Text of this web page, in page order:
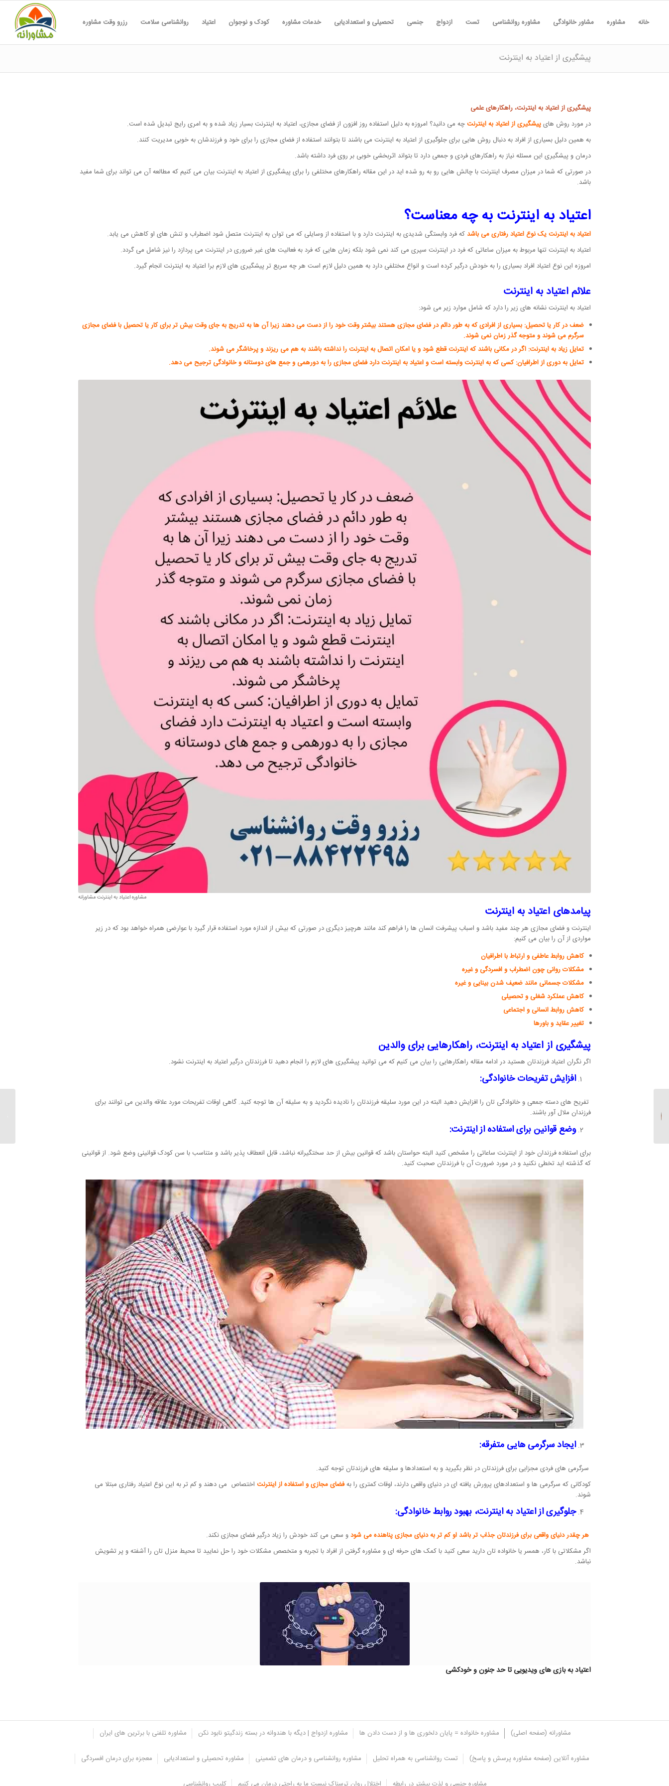
خانه مشاوره مشاور خانوادگی مشاوره روانشناسی تست ازدواج جنسی تحصیلی و استعدادیابی خدمات مشاوره کودک و نوجوان اعتیاد روانشناسی سلامت رزرو وقت مشاوره
پیشگیری از اعتیاد به اینترنت
پیشگیری از اعتیاد به اینترنت، راهکارهای علمی
در مورد روش هایپیشگیری از اعتیاد به اینترنتچه می دانید؟ امروزه به دلیل استفاده روز افزون از فضای مجازی، اعتیاد به اینترنت بسیار زیاد شده و به امری رایج تبدیل شده است.
به همین دلیل بسیاری از افراد به دنبال روش هایی برای جلوگیری از اعتیاد به اینترنت می باشند تا بتوانند استفاده از فضای مجازی را برای خود و فرزندشان به خوبی مدیریت کنند.
درمان و پیشگیری این مسئله نیاز به راهکارهای فردی و جمعی دارد تا بتواند اثربخشی خوبی بر روی فرد داشته باشد.
در صورتی که شما در میزان مصرف اینترنت با چالش هایی رو به رو شده اید در این مقاله راهکارهای مختلفی را برای پیشگیری از اعتیاد به اینترنت بیان می کنیم که مطالعه آن می تواند برای شما مفید
باشد.
اعتیاد به اینترنت به چه معناست؟
اعتیاد به اینترنت یک نوع اعتیاد رفتاری می باشدکه فرد وابستگی شدیدی به اینترنت دارد و با استفاده از وسایلی که می توان به اینترنت متصل شود اضطراب و تنش های او کاهش می یابد.
اعتیاد به اینترنت تنها مربوط به میزان ساعاتی که فرد در اینترنت سپری می کند نمی شود بلکه زمان هایی که فرد به فعالیت های غیر ضروری در اینترنت می پردازد را نیز شامل می گردد.
امروزه این نوع اعتیاد افراد بسیاری را به خودش درگیر کرده است و انواع مختلفی دارد به همین دلیل لازم است هر چه سریع تر پیشگیری های لازم برا اعتیاد به اینترنت انجام گیرد.
علائم اعتیاد به اینترنت
اعتیاد به اینترنت نشانه های زیر را دارد که شامل موارد زیر می شود:
ضعف در کار یا تحصیل: بسیاری از افرادی که به طور دائم در فضای مجازی هستند بیشتر وقت خود را از دست می دهند زیرا آن ها به تدریج به جای وقت بیش تر برای کار یا تحصیل با فضای مجازی
سرگرم می شوند و متوجه گذر زمان نمی شوند.
تمایل زیاد به اینترنت: اگر در مکانی باشند که اینترنت قطع شود و یا امکان اتصال به اینترنت را نداشته باشند به هم می ریزند و پرخاشگر می شوند.
تمایل به دوری از اطرافیان: کسی که به اینترنت وابسته است و اعتیاد به اینترنت دارد فضای مجازی را به دورهمی و جمع های دوستانه و خانوادگی ترجیح می دهد.
مشاوره اعتیاد به اینترنت مشاورانه
پیامدهای اعتیاد به اینترنت
اینترنت و فضای مجازی هر چند مفید باشد و اسباب پیشرفت انسان ها را فراهم کند مانند هرچیز دیگری در صورتی که بیش از اندازه مورد استفاده قرار گیرد با عوارضی همراه خواهد بود که در زیر
مواردی از آن را بیان می کنیم:
کاهش روابط عاطفی و ارتباط با اطرافیان
مشکلات روانی چون اضطراب و افسردگی و غیره
مشکلات جسمانی مانند ضعیف شدن بینایی و غیره
کاهش عملکرد شغلی و تحصیلی
کاهش روابط انسانی و اجتماعی
تغییر عقاید و باورها
پیشگیری از اعتیاد به اینترنت، راهکارهایی برای والدین
اگر نگران اعتیاد فرزندتان هستید در ادامه مقاله راهکارهایی را بیان می کنیم که می توانید پیشگیری های لازم را انجام دهید تا فرزندتان درگیر اعتیاد به اینترنت نشود.
افزایش تفریحات خانوادگی:
تفریح های دسته جمعی و خانوادگی تان را افزایش دهید البته در این مورد سلیقه فرزندتان را نادیده نگردید و به سلیقه آن ها توجه کنید. گاهی اوقات تفریحات مورد علاقه والدین می توانند برای
فرزندان ملال آور باشند.
وضع قوانین برای استفاده از اینترنت:
برای استفاده فرزندان خود از اینترنت ساعاتی را مشخص کنید البته حواستان باشد که قوانین بیش از حد سختگیرانه نباشد، قابل انعطاف پذیر باشد و متناسب با سن کودک قوانینی وضع شود. از قوانینی
که گذشته اید تخطی نکنید و در مورد ضرورت آن با فرزندتان صحبت کنید.
ایجاد سرگرمی هایی متفرقه:
سرگرمی های فردی مجزایی برای فرزندتان در نظر بگیرید و به استعدادها و سلیقه های فرزندتان توجه کنید.
کودکانی که سرگرمی ها و استعدادهای پرورش یافته ای در دنیای واقعی دارند، اوقات کمتری را بهفضای مجازی و استفاده از اینترنت اختصاص می دهند و کم تر به این نوع اعتیاد رفتاری مبتلا می
شوند.
جلوگیری از اعتیاد به اینترنت، بهبود روابط خانوادگی:
هر چقدر دنیای واقعی برای فرزندتان جذاب تر باشد او کم تر به دنیای مجازی پناهنده می شودو سعی می کند خودش را زیاد درگیر فضای مجازی نکند.
اگر مشکلاتی با کار، همسر یا خانواده تان دارید سعی کنید با کمک های حرفه ای و مشاوره گرفتن از افراد با تجربه و متخصص مشکلات خود را حل نمایید تا محیط منزل تان را آشفته و پر تشویش
نباشد.
اعتیاد به بازی های ویدیویی تا حد جنون و خودکشی
مشاورانه (صفحه اصلی) مشاوره خانواده = پایان دلخوری ها و از دست دادن ها مشاوره ازدواج | دیگه با هندوانه در بسته زندگیتو نابود نکن مشاوره تلفنی با برترین های ایران
مشاوره آنلاین (صفحه مشاوره پرسش و پاسخ) تست روانشناسی به همراه تحلیل مشاوره روانشناسی و درمان های تضمینی مشاوره تحصیلی و استعدادیابی معجزه برای درمان افسردگی
اختلالات تجزیه ای